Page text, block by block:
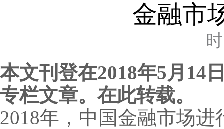
金融市
本文刊登在2018年5月14
专栏文章。在此转载。
2018年，中国金融市场